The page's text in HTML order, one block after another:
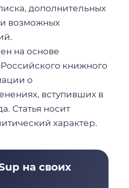
дополнительных
и возможных
на основе
книжного
о
вступивших в
Статья носит
характер.